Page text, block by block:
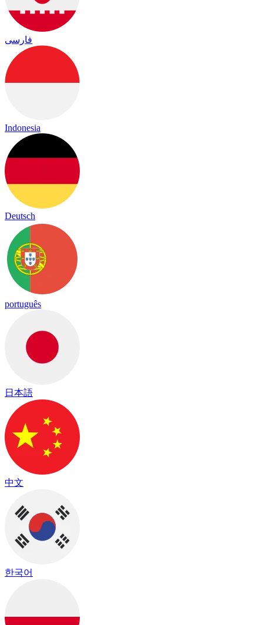
فارسی
Indonesia
Deutsch
português
日本語
中文
한국어